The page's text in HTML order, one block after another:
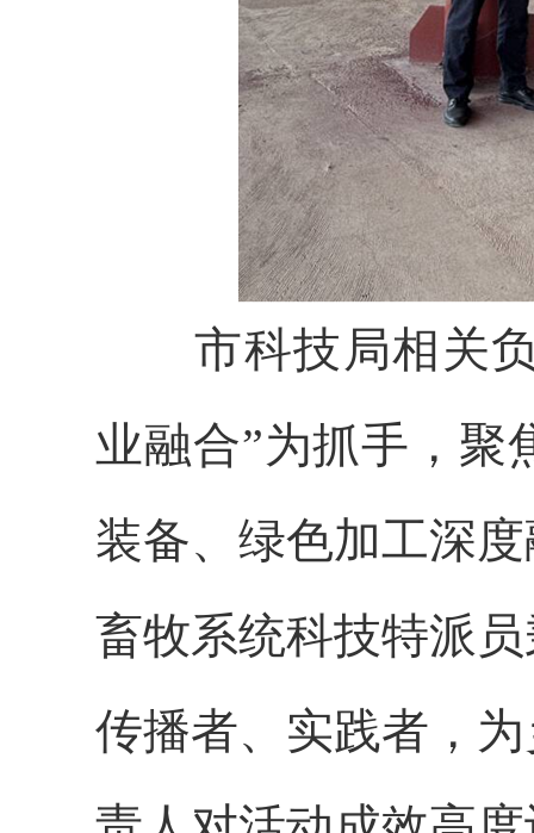
市科技局相关负
业融合”为抓手，聚
装备、绿色加工深
畜牧系统科技特派
传播者、实践者，